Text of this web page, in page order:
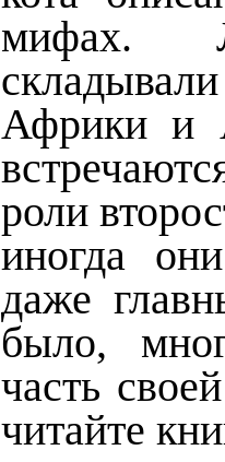
мифах.
Африки и
роли
иногда
даже
было,
часть
читайте